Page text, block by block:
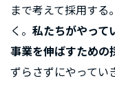
まで考えて採用す
く。 私たちがやって
事業を伸ばすための
ずらさずにやってい